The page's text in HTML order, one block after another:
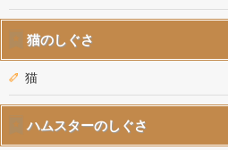
猫のしぐさ
猫
ハムスターのしぐさ